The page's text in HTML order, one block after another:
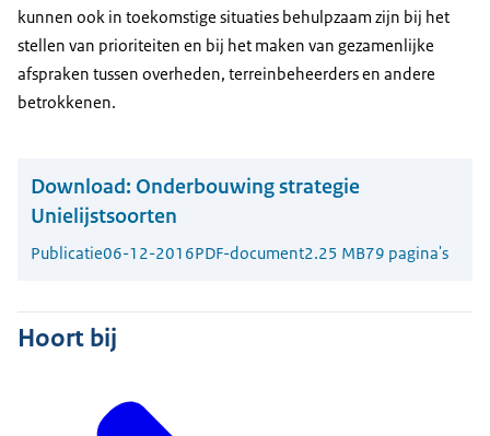
kunnen ook in toekomstige situaties behulpzaam zijn bij het
stellen van prioriteiten en bij het maken van gezamenlijke
afspraken tussen overheden, terreinbeheerders en andere
betrokkenen.
Download: Onderbouwing strategie
Unielijstsoorten
Publicatie06-12-2016PDF-document2.25 MB79 pagina's
Hoort bij